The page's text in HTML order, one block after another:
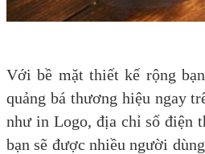
Với bề mặt thiết kế rộng
quảng bá thương hiệu ngay
như in Logo, địa chỉ số điện
bạn sẽ được nhiều người